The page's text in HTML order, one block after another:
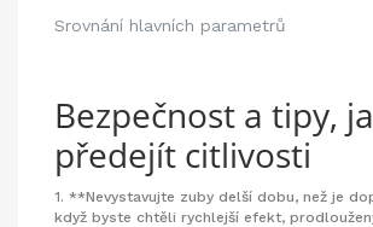
Srovnání hlavních parametrů
Bezpečnost a tipy,
předejít citlivosti
1. **Nevystavujte zuby delší dobu, než je
když byste chtěli rychlejší efekt,